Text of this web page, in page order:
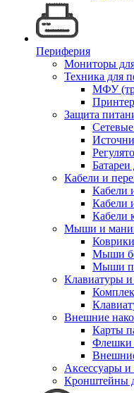
Периферия
Мониторы
Техника для
МФУ
Защита
Кабели и
Кабели
Кабели
Кабели
Мыши и
Коврики
Мыши
Мыши
Клавиатуры
Внешние
Карты
Флешки
Аксессуары и
Кронштейны